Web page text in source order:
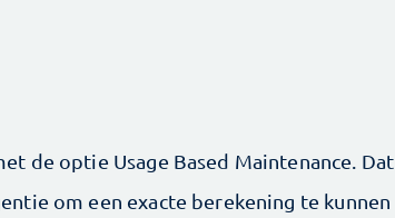
de optie Usage Based Maintenance. Dat
om een exacte berekening te kunnen